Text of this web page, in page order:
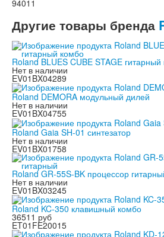
94011
Другие товары бренда
Roland BLUES CUBE STAGE
Нет в наличии
EV01BX04289
Roland DEMORA модульный дилей
Нет в наличии
EV01BX04755
Roland Gaia SH-01 синтезатор
Нет в наличии
EV01BX01758
Roland GR-55S-BK процессор
Нет в наличии
EV01BX03245
Roland KC-350 клавишный комбо
36511 руб
ET01FE20015